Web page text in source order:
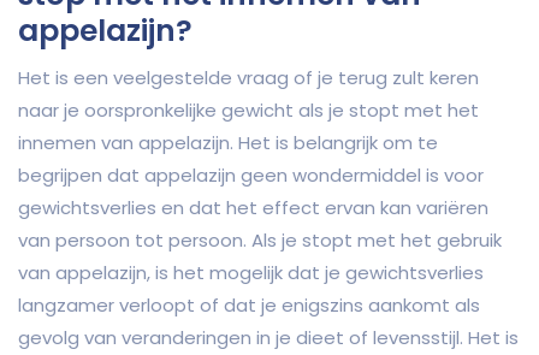
appelazijn?
Het is een veelgestelde vraag of je terug zult keren
naar je oorspronkelijke gewicht als je stopt met het
innemen van appelazijn. Het is belangrijk om te
begrijpen dat appelazijn geen wondermiddel is voor
gewichtsverlies en dat het effect ervan kan variëren
van persoon tot persoon. Als je stopt met het gebruik
van appelazijn, is het mogelijk dat je gewichtsverlies
langzamer verloopt of dat je enigszins aankomt als
gevolg van veranderingen in je dieet of levensstijl. Het is